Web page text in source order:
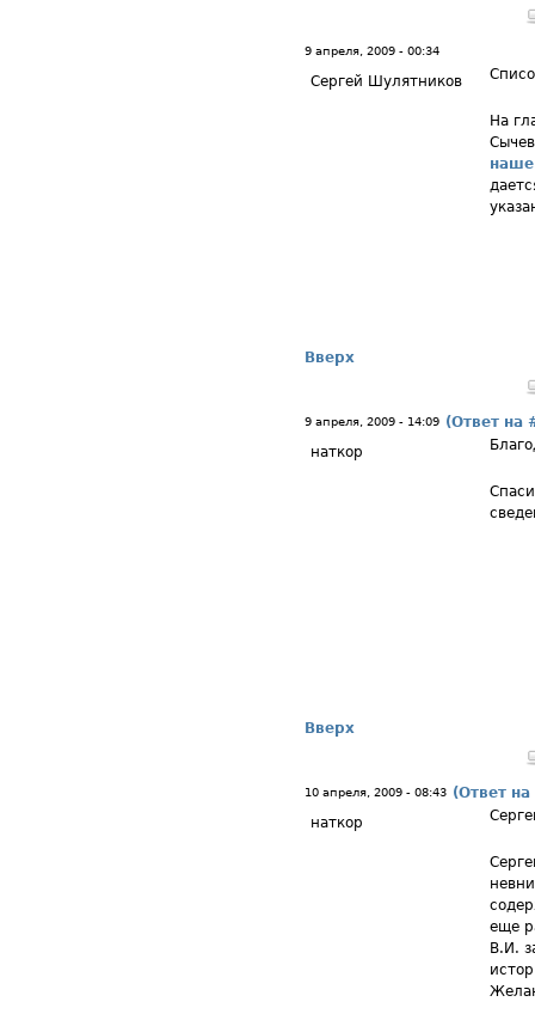
9 апреля, 2009 - 00:34
Сергей Шулятников
На
Вверх
9 апреля, 2009 - 14:09 (Ответ на
наткор
Вверх
10 апреля, 2009 - 08:43 (Ответ
наткор
еще
В.И.